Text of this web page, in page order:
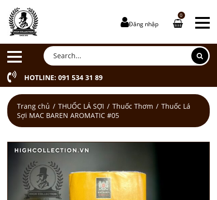
Đăng nhập
0
HOTLINE: 091 534 31 89
Trang chủ THUỐC LÁ SỢI Thuốc Thơm
Thuốc Lá
Sợi MAC BAREN AROMATIC #05